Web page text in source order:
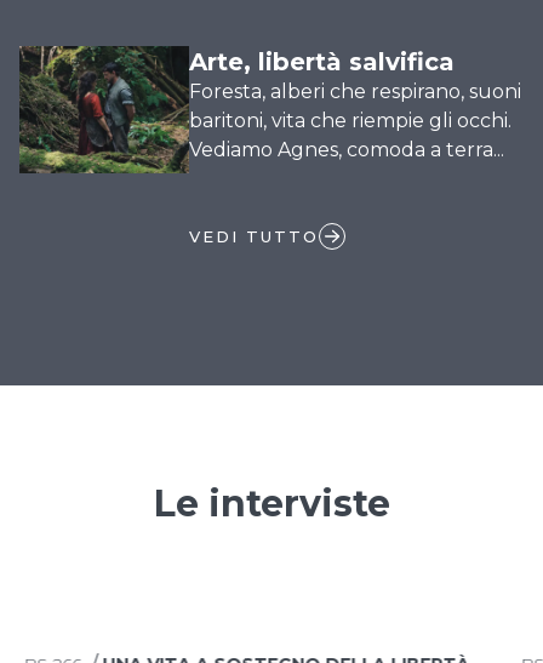
Arte, libertà salvifica
Foresta, alberi che respirano, suoni
baritoni, vita che riempie gli occhi.
Vediamo Agnes, comoda a terra...
VEDI TUTTO
Le interviste